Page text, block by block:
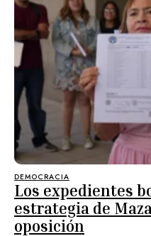
DEMOCRACIA
Los expedientes
estrategia de
oposición